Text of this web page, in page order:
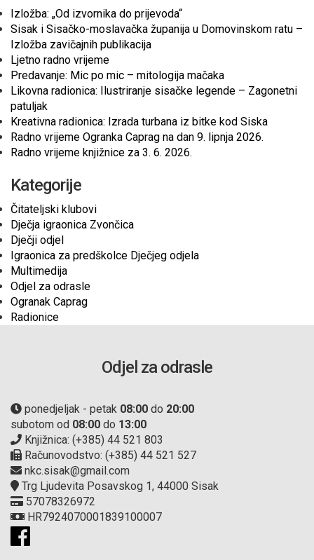
Izložba: „Od izvornika do prijevoda“
Sisak i Sisačko-moslavačka županija u Domovinskom ratu –
Izložba zavičajnih publikacija
Ljetno radno vrijeme
Predavanje: Mic po mic – mitologija mačaka
Likovna radionica: Ilustriranje sisačke legende – Zagonetni
patuljak
Kreativna radionica: Izrada turbana iz bitke kod Siska
Radno vrijeme Ogranka Caprag na dan 9. lipnja 2026.
Radno vrijeme knjižnice za 3. 6. 2026.
Kategorije
Čitateljski klubovi
Dječja igraonica Zvončica
Dječji odjel
Igraonica za predškolce Dječjeg odjela
Multimedija
Odjel za odrasle
Ogranak Caprag
Radionice
Odjel za odrasle
ponedjeljak - petak 08:00 do 20:00
subotom od 08:00 do 13:00
Knjižnica: (+385) 44 521 803
Računovodstvo: (+385) 44 521 527
nkc.sisak@gmail.com
Trg Ljudevita Posavskog 1, 44000 Sisak
57078326972
HR7924070001839100007